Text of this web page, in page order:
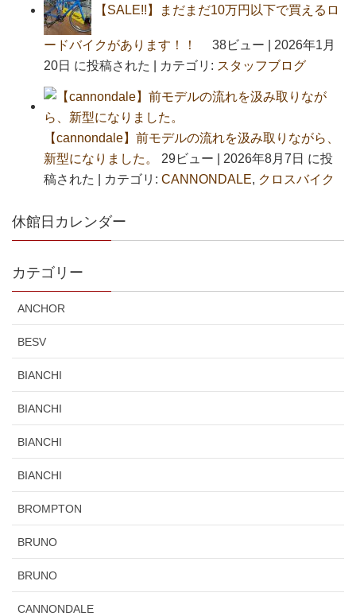
【SALE!!】まだまだ10万円以下で買えるロ
ードバイクがあります！！ 38ビュー
2026年1月
20日 に投稿された
カテゴリ: スタッフブログ
【cannondale】前モデルの流れを汲み取りながら、
新型になりました。
29ビュー
2026年8月7日 に投
稿された
カテゴリ: CANNONDALE, クロスバイク
休館日カレンダー
カテゴリー
ANCHOR
BESV
BIANCHI
BIANCHI
BIANCHI
BIANCHI
BROMPTON
BRUNO
BRUNO
CANNONDALE